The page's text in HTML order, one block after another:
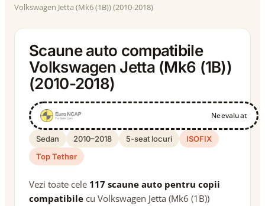
Volkswagen Jetta (Mk6 (1B)) (2010-2018)
Scaune auto compatibile
Volkswagen Jetta (Mk6 (1B))
(2010-2018)
Neevaluat
Sedan 2010–2018 5-seat locuri
ISOFIX
Top Tether
Vezi toate cele 117 scaune auto pentru copii
compatibile cu Volkswagen Jetta (Mk6 (1B))